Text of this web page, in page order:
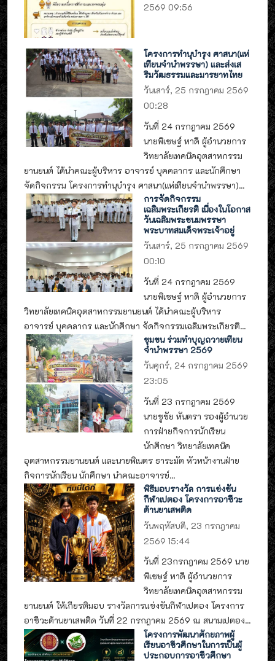
2569 09:56
โครงการทำนุบำรุง ศาสนา(แห่
เทียนจำนำพรรษา) และส่งเส
ริมวัฒธรรมและมารยาทไทย
วันเสาร์, 25 กรกฎาคม 2569
00:28
วันที่ 24 กรกฎาคม 2569
นายพิเชษฐ์ หาดี ผู้อำนวยการ
วิทยาลัยเทคนิคอุตสาหกรรม
ยานยนต์ ได้นำคณะผู้บริหาร อาจารย์ บุคคลากร และนักศึกษา
จัดกิจกรรม โครงการทำนุบำรุง ศาสนา(แห่เทียนจำนำพรรษา)...
การจัดกิจกรรม
เฉลิมพระเกียรติ เนื่องในโอกาส
วันเฉลิมพระชนมพรรษา
พระบาทสมเด็จพระเจ้าอยู่
วันเสาร์, 25 กรกฎาคม 2569
00:10
วันที่ 24 กรกฎาคม 2569
นายพิเชษฐ์ หาดี ผู้อำนวยการ
วิทยาลัยเทคนิคอุตสาหกรรมยานยนต์ ได้นำคณะผู้บริหาร
อาจารย์ บุคคลากร และนักศึกษา จัดกิจกรรมเฉลิมพระเกียรติ...
ชุมชน ร่วมทำบุญถวายเทียน
จำนำพรรษา 2569
วันศุกร์, 24 กรกฎาคม 2569
23:05
วันที่ 23 กรกฎาคม 2569
นายชูชัย หันตรา รองผู้อำนวย
การฝ่ายกิจการนักเรียน
นักศึกษา วิทยาลัยเทคนิค
อุตสาหกรรมยานยนต์ และนายพิเนตร ธาระมัต หัวหน้างานฝ่าย
กิจการนักเรียน นักศึกษา นำคณะอาจารย์...
พิธีมอบรางวัล การแข่งขัน
กีฬาเปตอง โครงการอาชีวะ
ต้านยาเสพติด
วันพฤหัสบดี, 23 กรกฎาคม
2569 15:44
วันที่ 23กรกฎาคม 2569 นาย
พิเชษฐ์ หาดี ผู้อำนวยการ
วิทยาลัยเทคนิคอุตสาหกรรม
ยานยนต์ ให้เกียรติมอบ รางวัลการแข่งขันกีฬาเปตอง โครงการ
อาชีวะต้านยาเสพติด วันที่ 22 กรกฎาคม 2569 ณ สนามเปตอง...
โครงการพัฒนาศักยภาพผู้
เรียนอาชีวศึกษาในการเป็นผู้
ประกอบการอาชีวศึกษา